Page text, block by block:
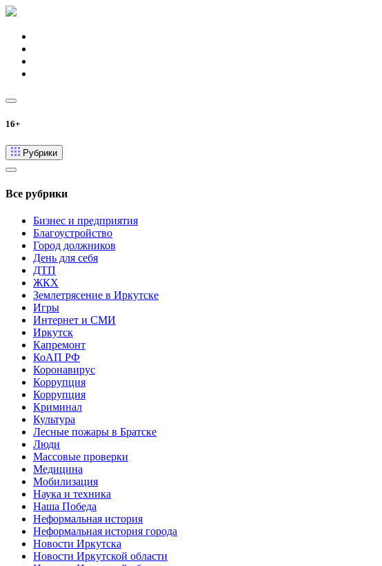
16+
Рубрики
Все рубрики
Бизнес и предприятия
Благоустройство
Город должников
День для себя
ДТП
ЖКХ
Землетрясение в Иркутске
Игры
Интернет и СМИ
Иркутск
Капремонт
КоАП РФ
Коронавирус
Коррупция
Коррупция
Криминал
Культура
Лесные пожары в Братске
Люди
Массовые проверки
Медицина
Мобилизация
Наука и техника
Наша Победа
Неформальная история
Неформальная история города
Новости Иркутска
Новости Иркутской области